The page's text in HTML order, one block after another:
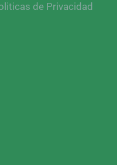
de Privacidad